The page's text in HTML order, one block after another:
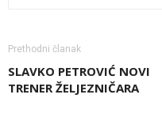
Prethodni članak
SLAVKO PETROVIĆ NOVI
TRENER ŽELJEZNIČARA